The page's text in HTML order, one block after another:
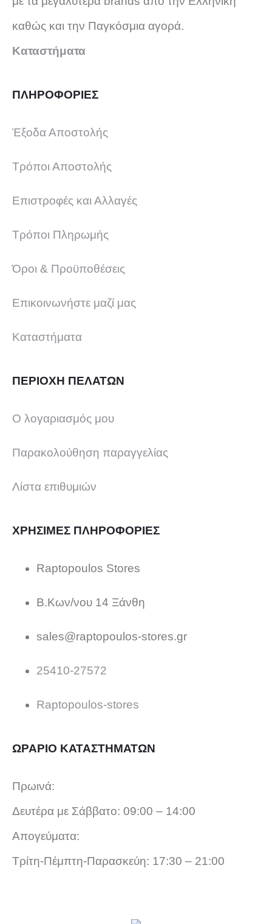
καθώς και την Παγκόσμια αγορά.
Καταστήματα
ΠΛΗΡΟΦΟΡΙΕΣ
Έξοδα Αποστολής
Τρόποι Αποστολής
Επιστροφές και Αλλαγές
Τρόποι Πληρωμής
Όροι & Προϋποθέσεις
Επικοινωνήστε μαζί μας
Καταστήματα
ΠΕΡΙΟΧΗ ΠΕΛΑΤΩΝ
Ο λογαριασμός μου
Παρακολούθηση παραγγελίας
Λίστα επιθυμιών
ΧΡΗΣΙΜΕΣ ΠΛΗΡΟΦΟΡΙΕΣ
Raptopoulos Stores
Β.Κων/νου 14 Ξάνθη
sales@raptopoulos-stores.gr
25410-27572
Raptopoulos-stores
ΩΡΑΡΙΟ ΚΑΤΑΣΤΗΜΑΤΩΝ
Πρωινά:
Δευτέρα με Σάββατο: 09:00 – 14:00
Απογεύματα:
Τρίτη-Πέμπτη-Παρασκεύη: 17:30 – 21:00